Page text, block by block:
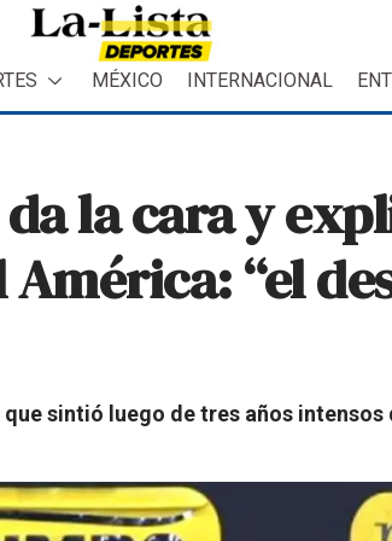
MÉXICO INTERNACIONAL
la cara y
“el
sintió luego de tres años intensos